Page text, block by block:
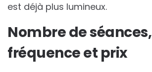
est déjà plus lumineux.
Nombre de séances,
fréquence et prix